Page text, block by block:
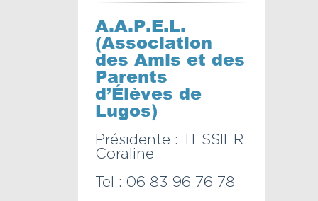
A.A.P.E.L.
(Association
des Amis et des
Parents
d’Élèves de
Lugos)
Présidente : TESSIER
Coraline
Tel : 06 83 96 76 78